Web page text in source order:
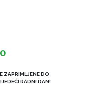
ZAPRIMLJENE DO
RADNI DAN!